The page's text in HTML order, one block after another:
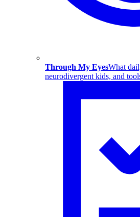
Through My EyesWhat
neurodivergent kids, and